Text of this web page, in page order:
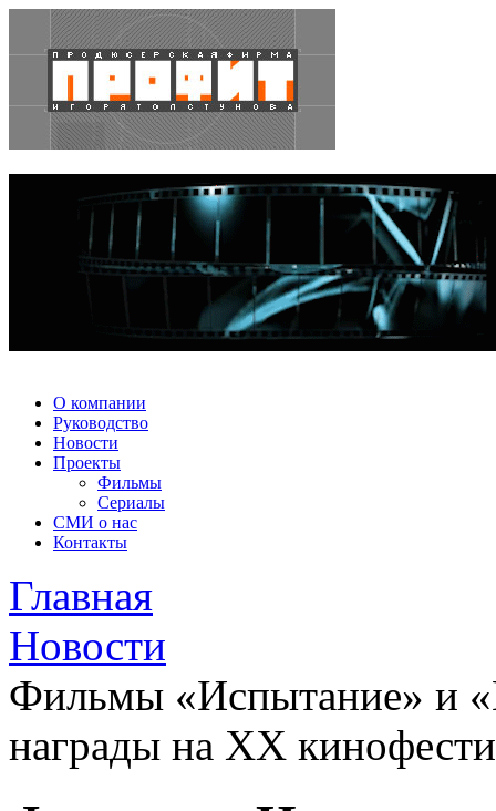
О компании
Руководство
Новости
Проекты
Фильмы
Сериалы
СМИ о нас
Контакты
Главная
Новости
Фильмы «Испытание» и
награды на XX